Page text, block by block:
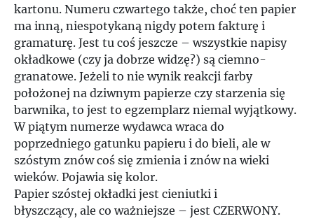
kartonu. Numeru czwartego także, choć ten papier
ma inną, niespotykaną nigdy potem fakturę i
gramaturę. Jest tu coś jeszcze – wszystkie napisy
okładkowe (czy ja dobrze widzę?) są ciemno-
granatowe. Jeżeli to nie wynik reakcji farby
położonej na dziwnym papierze czy starzenia się
barwnika, to jest to egzemplarz niemal wyjątkowy.
W piątym numerze wydawca wraca do
poprzedniego gatunku papieru i do bieli, ale w
szóstym znów coś się zmienia i znów na wieki
wieków. Pojawia się kolor.
Papier szóstej okładki jest cieniutki i
błyszczący, ale co ważniejsze – jest CZERWONY.